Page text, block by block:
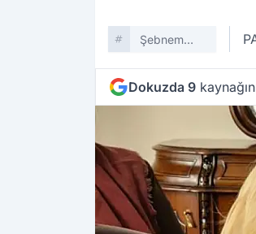
Şebnem
Dokuzda 9